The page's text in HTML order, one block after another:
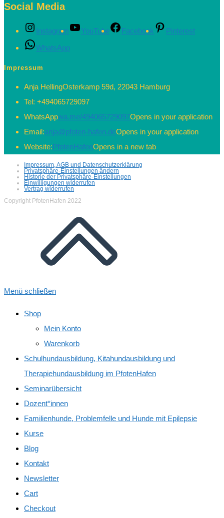
Social Media
Instagram YouTube Facebook
Pinterest
WhatsApp
Impressum
Anja HellingOsterkamp 59d, 22043 Hamburg
Tel: +494065729097
WhatsAppwa.me/494065729097Opens in your application
Email:anja@pfoten-hafen.deOpens in your application
Website:PfotenHafenOpens in a new tab
Impressum, AGB und Datenschutzerklärung
Privatsphäre-Einstellungen ändern
Historie der Privatsphäre-Einstellungen
Einwilligungen widerrufen
Vertrag widerrufen
Copyright PfotenHafen 2022
Menü schließen
Shop
Mein Konto
Warenkorb
Schulhundausbildung, Kitahundausbildung und
Therapiehundausbildung im PfotenHafen
Seminarübersicht
Dozent*innen
Familienhunde, Problemfelle und Hunde mit Epilepsie
Kurse
Blog
Kontakt
Newsletter
Cart
Checkout